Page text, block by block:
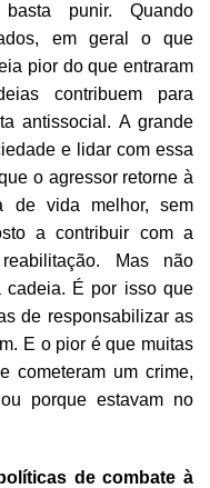
punir. Quando
em geral o que
pior do que entraram
contribuem para
antissocial. A grande
e lidar com essa
o agressor retorne à
de vida melhor, sem
a contribuir com a
Mas não
É por isso que
de responsabilizar as
E o pior é que muitas
cometeram um crime,
porque estavam no
de combate à